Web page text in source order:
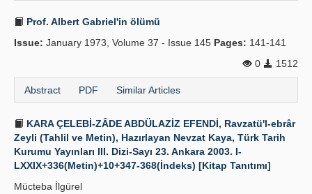
Prof. Albert Gabriel'in ölümü
Issue: January 1973, Volume 37 - Issue 145 Pages: 141-141
0
1512
Abstract PDF Similar Articles
KARA ÇELEBİ-ZÂDE ABDÜLAZİZ EFENDİ, Ravzatü'l-ebrâr
Zeyli (Tahlil ve Metin), Hazırlayan Nevzat Kaya, Türk Tarih
Kurumu Yayınları III. Dizi-Sayı 23. Ankara 2003. I-
LXXIX+336(Metin)+10+347-368(İndeks) [Kitap Tanıtımı]
Mücteba İlgürel